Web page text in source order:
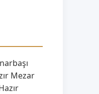
Mezar